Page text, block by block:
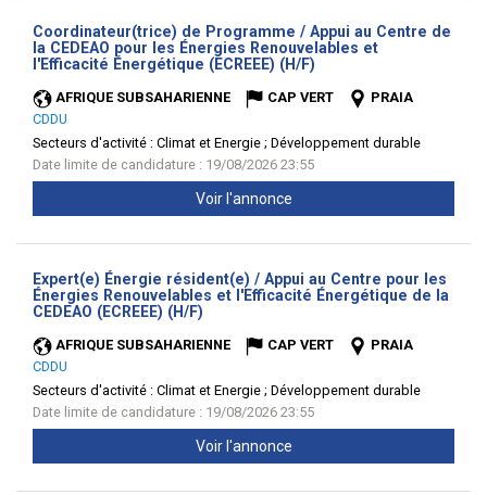
Coordinateur(trice) de Programme / Appui au Centre de
la CEDEAO pour les Énergies Renouvelables et
l'Efficacité Énergétique (ECREEE) (H/F)
AFRIQUE SUBSAHARIENNE CAP VERT
PRAIA
CDDU
Secteurs d'activité : Climat et Energie ; Développement durable
Date limite de candidature : 19/08/2026 23:55
Voir l'annonce
Expert(e) Énergie résident(e) / Appui au Centre pour les
Énergies Renouvelables et l'Efficacité Énergétique de la
CEDEAO (ECREEE) (H/F)
AFRIQUE SUBSAHARIENNE CAP VERT
PRAIA
CDDU
Secteurs d'activité : Climat et Energie ; Développement durable
Date limite de candidature : 19/08/2026 23:55
Voir l'annonce